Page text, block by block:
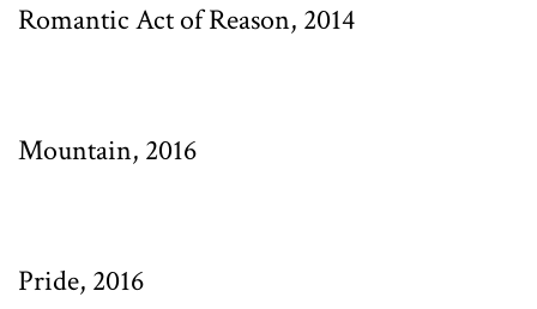
Romantic Act of Reason, 2014
Mountain, 2016
Pride, 2016